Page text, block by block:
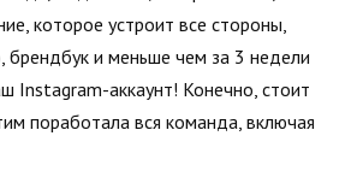
которое устроит все стороны,
брендбук и меньше чем за 3 недели
Instagram-аккаунт! Конечно, стоит
поработала вся команда, включая